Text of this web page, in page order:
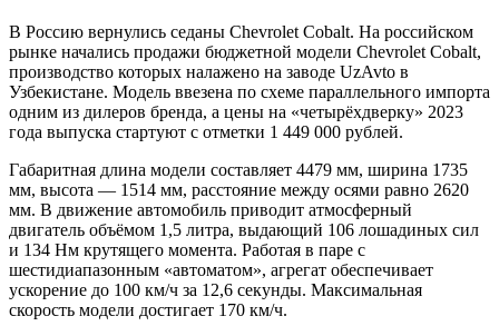
В Россию вернулись седаны Chevrolet Cobalt. На российском
рынке начались продажи бюджетной модели Chevrolet Cobalt,
производство которых налажено на заводе UzAvto в
Узбекистане. Модель ввезена по схеме параллельного импорта
одним из дилеров бренда, а цены на «четырёхдверку» 2023
года выпуска стартуют с отметки 1 449 000 рублей.
Габаритная длина модели составляет 4479 мм, ширина 1735
мм, высота — 1514 мм, расстояние между осями равно 2620
мм. В движение автомобиль приводит атмосферный
двигатель объёмом 1,5 литра, выдающий 106 лошадиных сил
и 134 Нм крутящего момента. Работая в паре с
шестидиапазонным «автоматом», агрегат обеспечивает
ускорение до 100 км/ч за 12,6 секунды. Максимальная
скорость модели достигает 170 км/ч.